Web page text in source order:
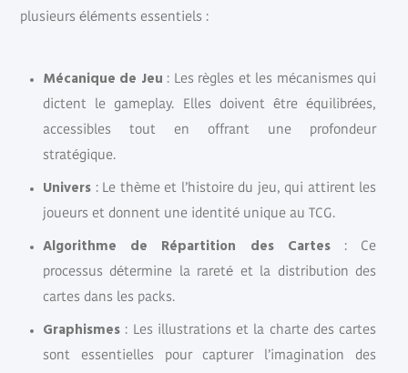
plusieurs éléments essentiels :
Mécanique de Jeu : Les règles et les mécanismes qui
dictent le gameplay. Elles doivent être équilibrées,
accessibles tout en offrant une profondeur
stratégique.
Univers : Le thème et l’histoire du jeu, qui attirent les
joueurs et donnent une identité unique au TCG.
Algorithme de Répartition des Cartes: Ce
processus détermine la rareté et la distribution des
cartes dans les packs.
Graphismes : Les illustrations et la charte des cartes
sont essentielles pour capturer l’imagination des